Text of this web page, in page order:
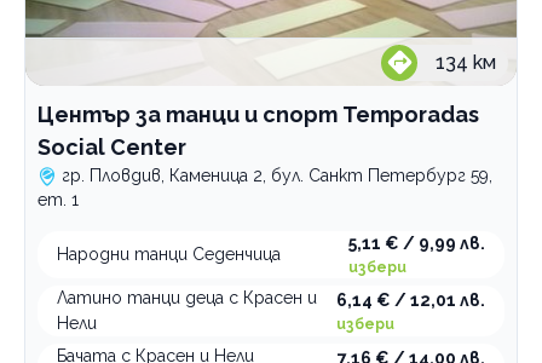
134 км
Център за танци и спорт Temporadas
Social Center
гр. Пловдив, Каменица 2, бул. Санкт Петербург 59,
ет. 1
Народни танци Седенчица
5,11 € / 9,99 лв.
избери
Латино танци деца с Красен и
Нели
6,14 € / 12,01 лв.
избери
Бачата с Красен и Нели 7,16 € / 14,00 лв.